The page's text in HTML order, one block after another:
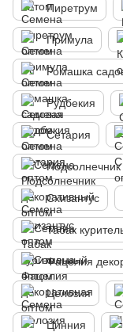
Пиретрум
Примула
Ромашка
Рудбекия
Сетария
Схизантус
Табак
Фацелия
Целозия
Цинния